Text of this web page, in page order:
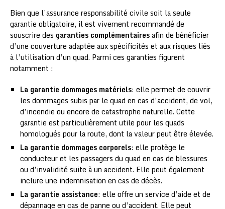
Bien que l’assurance responsabilité civile soit la seule
garantie obligatoire, il est vivement recommandé de
souscrire des garanties complémentairesafin de bénéficier
d’une couverture adaptée aux spécificités et aux risques liés
à l’utilisation d’un quad. Parmi ces garanties figurent
notamment :
La garantie dommages matériels: elle permet de couvrir
les dommages subis par le quad en cas d’accident, de vol,
d’incendie ou encore de catastrophe naturelle. Cette
garantie est particulièrement utile pour les quads
homologués pour la route, dont la valeur peut être élevée.
La garantie dommages corporels: elle protège le
conducteur et les passagers du quad en cas de blessures
ou d’invalidité suite à un accident. Elle peut également
inclure une indemnisation en cas de décès.
La garantie assistance: elle offre un service d’aide et de
dépannage en cas de panne ou d’accident. Elle peut